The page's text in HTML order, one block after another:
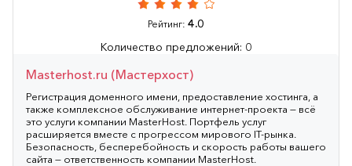
Рейтинг: 4.0
Количество предложений: 0
Masterhost.ru (Мастерхост)
Регистрация доменного имени, предоставление хостинга, а
также комплексное обслуживание интернет-проекта — всё
это услуги компании MasterHost. Портфель услуг
расширяется вместе с прогрессом мирового IT-рынка.
Безопасность, бесперебойность и скорость работы вашего
сайта — ответственность компании MasterHost.